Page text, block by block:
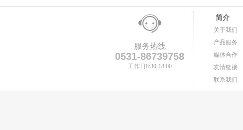
服务热线
0531-86739758
工作日8:30-18:00
简介
关于我们
产品服务
媒体合作
友情链接
联系我们